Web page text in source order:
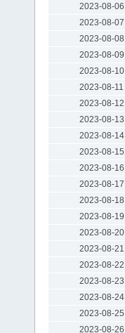
2023-08-06
2023-08-07
2023-08-08
2023-08-09
2023-08-10
2023-08-11
2023-08-12
2023-08-13
2023-08-14
2023-08-15
2023-08-16
2023-08-17
2023-08-18
2023-08-19
2023-08-20
2023-08-21
2023-08-22
2023-08-23
2023-08-24
2023-08-25
2023-08-26